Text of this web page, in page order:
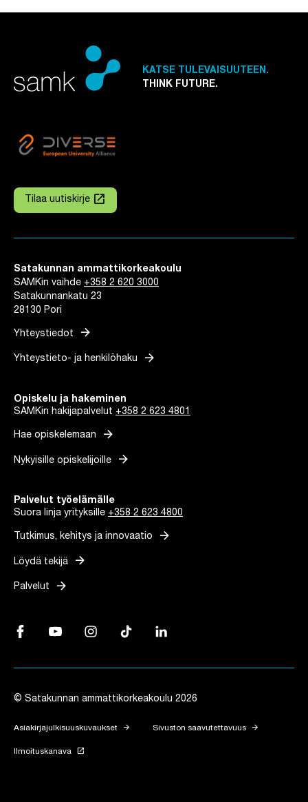
KATSE TULEVAISUUTEEN.
THINK FUTURE.
Tilaa uutiskirje
Linkki avautuu uuteen välilehteen
launch
Satakunnan ammattikorkeakoulu
SAMKin vaihde +358 2 620 3000
Satakunnankatu 23
28130 Pori
Yhteystiedot arrow_forward
Yhteystieto- ja henkilöhaku arrow_forward
Opiskelu ja hakeminen
SAMKin hakijapalvelut +358 2 623 4801
Hae opiskelemaan arrow_forward
Nykyisille opiskelijoille arrow_forward
Palvelut työelämälle
Suora linja yrityksille +358 2 623 4800
Tutkimus, kehitys ja innovaatio arrow_forward
Löydä tekijä arrow_forward
Palvelut arrow_forward
Facebook, Linkki avautuu uuteen välilehteen
YouTube, Linkki avautuu uuteen välilehteen
Instagram, Linkki avautuu uuteen välilehteen
TikTok, Linkki avautuu uuteen välilehteen
LinkedIn, Linkki avautuu uuteen
© Satakunnan ammattikorkeakoulu 2026
Asiakirjajulkisuuskuvaukset arrow_forward Sivuston saavutettavuus arrow_forward
Ilmoituskanava Linkki avautuu uuteen välilehteen
launch